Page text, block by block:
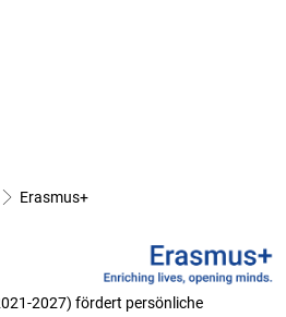
Schulsozialarbeit
Förderverein
Berufsorientierung
Förderunterricht
Schulsanitätsdienst
Merch
Erasmus+
2027) fördert persönliche